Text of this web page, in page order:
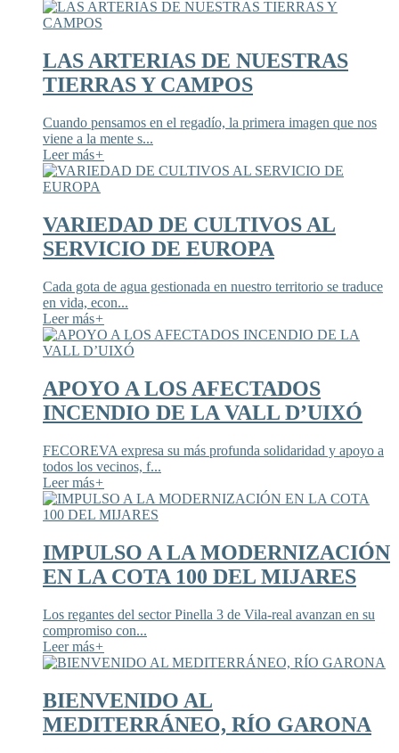
LAS ARTERIAS DE NUESTRAS
TIERRAS Y CAMPOS
Cuando pensamos en el regadío, la primera imagen que nos
viene a la mente s...
Leer más+
VARIEDAD DE CULTIVOS AL
SERVICIO DE EUROPA
Cada gota de agua gestionada en nuestro territorio se traduce
en vida, econ...
Leer más+
APOYO A LOS AFECTADOS
INCENDIO DE LA VALL D’UIXÓ
FECOREVA expresa su más profunda solidaridad y apoyo a
todos los vecinos, f...
Leer más+
IMPULSO A LA MODERNIZACIÓN
EN LA COTA 100 DEL MIJARES
Los regantes del sector Pinella 3 de Vila-real avanzan en su
compromiso con...
Leer más+
BIENVENIDO AL
MEDITERRÁNEO, RÍO GARONA